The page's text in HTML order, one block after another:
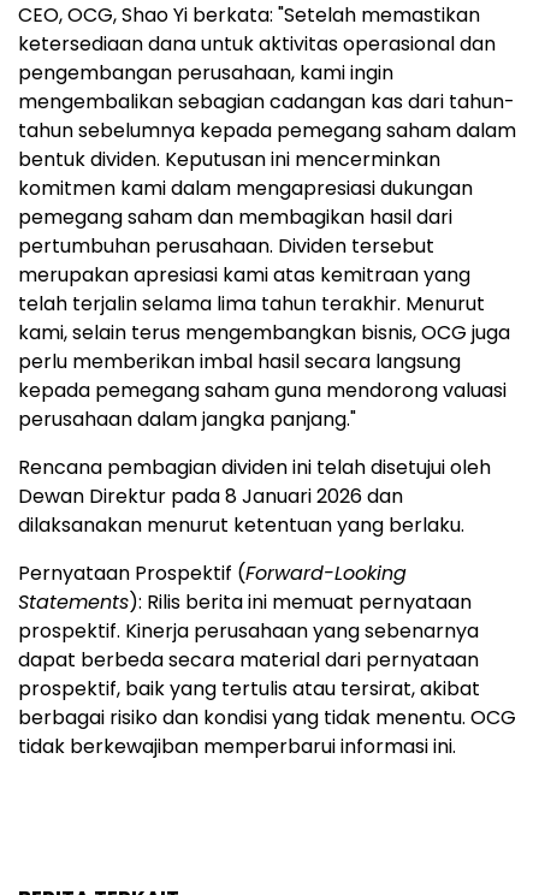
CEO, OCG, Shao Yi berkata: "Setelah memastikan
ketersediaan dana untuk aktivitas operasional dan
pengembangan perusahaan, kami ingin
mengembalikan sebagian cadangan kas dari tahun-
tahun sebelumnya kepada pemegang saham dalam
bentuk dividen. Keputusan ini mencerminkan
komitmen kami dalam mengapresiasi dukungan
pemegang saham dan membagikan hasil dari
pertumbuhan perusahaan. Dividen tersebut
merupakan apresiasi kami atas kemitraan yang
telah terjalin selama lima tahun terakhir. Menurut
kami, selain terus mengembangkan bisnis, OCG juga
perlu memberikan imbal hasil secara langsung
kepada pemegang saham guna mendorong valuasi
perusahaan dalam jangka panjang."
Rencana pembagian dividen ini telah disetujui oleh
Dewan Direktur pada 8 Januari 2026 dan
dilaksanakan menurut ketentuan yang berlaku.
Pernyataan Prospektif (Forward-Looking
Statements): Rilis berita ini memuat pernyataan
prospektif. Kinerja perusahaan yang sebenarnya
dapat berbeda secara material dari pernyataan
prospektif, baik yang tertulis atau tersirat, akibat
berbagai risiko dan kondisi yang tidak menentu. OCG
tidak berkewajiban memperbarui informasi ini.